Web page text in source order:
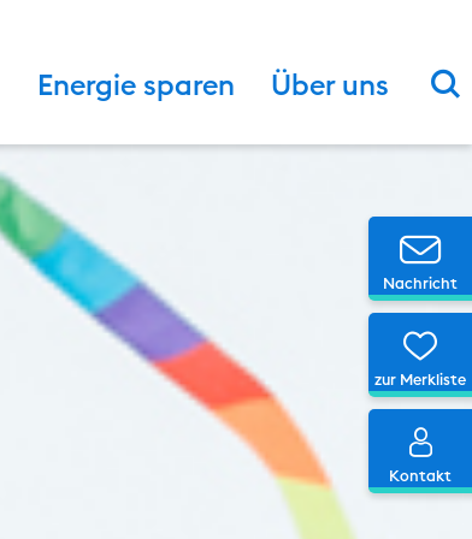
Energie sparen Über uns
Nachricht
zur Merkliste
Kontakt